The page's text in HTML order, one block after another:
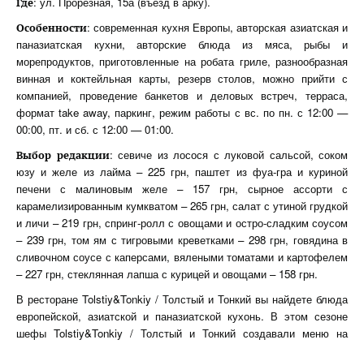
Особенности: современная кухня Европы, авторская азиатская и
паназиатская кухни, авторские блюда из мяса, рыбы и
морепродуктов, приготовленные на робата гриле, разнообразная
винная и коктейльная карты, резерв столов, можно прийти с
компанией, проведение банкетов и деловых встреч, терраса,
формат take away, паркинг, режим работы с вс. по пн. с 12:00 —
00:00, пт. и сб. с 12:00 — 01:00.
Выбор редакции: севиче из лосося с луковой сальсой, соком
юзу и желе из лайма – 225 грн, паштет из фуа-гра и куриной
печени с малиновым желе – 157 грн, сырное ассорти с
карамелизированным кумкватом – 265 грн, салат с утиной грудкой
и личи – 219 грн, спринг-ролл с овощами и остро-сладким соусом
– 239 грн, том ям с тигровыми креветками – 298 грн, говядина в
сливочном соусе с каперсами, вялеными томатами и картофелем
– 227 грн, стеклянная лапша с курицей и овощами – 158 грн.
В ресторане Tolstiy&Tonkiy / Толстый и Тонкий вы найдете блюда
европейской, азиатской и паназиатской кухонь. В этом сезоне
шефы Tolstiy&Tonkiy / Толстый и Тонкий создавали меню на